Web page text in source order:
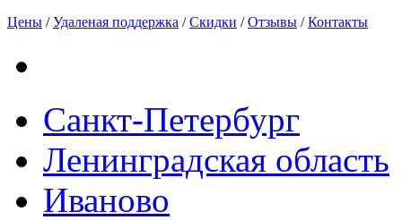
Цены /Удаленая поддержка /Скидки /Отзывы /Контакты
Санкт-Петербург
Ленинградская область
Иваново